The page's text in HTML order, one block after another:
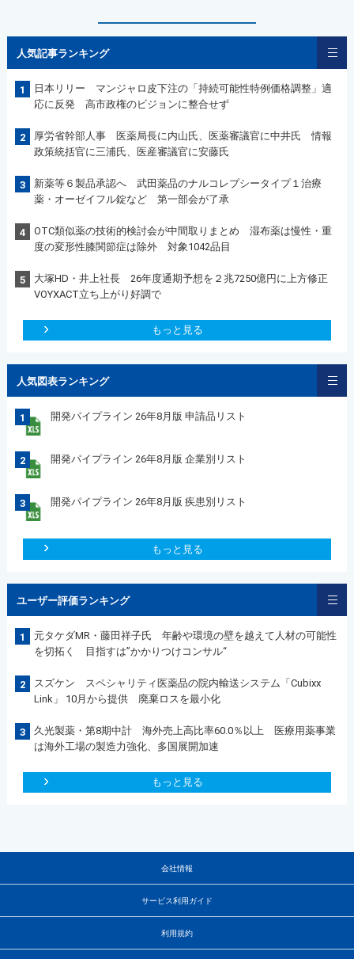
人気記事ランキング
1
日本リリー マンジャロ皮下注の「持続可能性特例価格調整」適
応に反発 高市政権のビジョンに整合せず
2
厚労省幹部人事 医薬局長に内山氏、医薬審議官に中井氏 情報
政策統括官に三浦氏、医産審議官に安藤氏
3
新薬等６製品承認へ 武田薬品のナルコレプシータイプ１治療
薬・オーゼイフル錠など 第一部会が了承
4
OTC類似薬の技術的検討会が中間取りまとめ 湿布薬は慢性・重
度の変形性膝関節症は除外 対象1042品目
5
大塚HD・井上社長 26年度通期予想を２兆7250億円に上方修正
VOYXACT立ち上がり好調で
もっと見る
人気図表ランキング
1 開発パイプライン 26年8月版 申請品リスト
2 開発パイプライン 26年8月版 企業別リスト
3 開発パイプライン 26年8月版 疾患別リスト
もっと見る
ユーザー評価ランキング
1
元タケダMR・藤田祥子氏 年齢や環境の壁を越えて人材の可能性
を切拓く 目指すは”かかりつけコンサル“
2
スズケン スペシャリティ医薬品の院内輸送システム「Cubixx
Link」 10月から提供 廃棄ロスを最小化
3
久光製薬・第8期中計 海外売上高比率60.0％以上 医療用薬事業
は海外工場の製造力強化、多国展開加速
もっと見る
会社情報
サービス利用ガイド
利用規約